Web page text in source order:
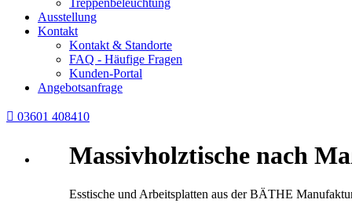
Treppenbeleuchtung
Ausstellung
Kontakt
Kontakt & Standorte
FAQ - Häufige Fragen
Kunden-Portal
Angebotsanfrage
 03601 408410
Massivholztische nach
Esstische und Arbeitsplatten aus der BÄTHE